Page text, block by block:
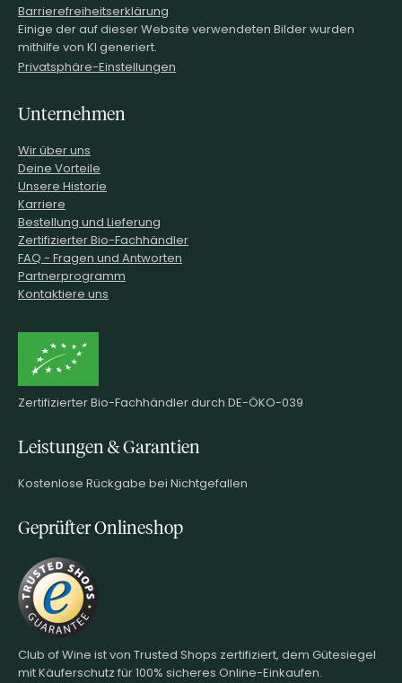
Barrierefreiheitserklärung
Einige der auf dieser Website verwendeten Bilder wurden
mithilfe von KI generiert.
Privatsphäre-Einstellungen
Unternehmen
Wir über uns
Deine Vorteile
Unsere Historie
Karriere
Bestellung und Lieferung
Zertifizierter Bio-Fachhändler
FAQ - Fragen und Antworten
Partnerprogramm
Kontaktiere uns
Zertifizierter Bio-Fachhändler durch DE-ÖKO-039
Leistungen & Garantien
Kostenlose Rückgabe bei Nichtgefallen
Geprüfter Onlineshop
Club of Wine ist von Trusted Shops zertifiziert, dem Gütesiegel
mit Käuferschutz für 100% sicheres Online-Einkaufen.